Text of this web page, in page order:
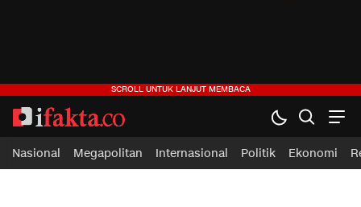
ifakta.co
#pastibenar
Nasional Megapolitan Internasional Politik Ekonomi